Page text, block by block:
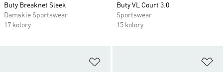
Buty Breaknet Sleek
Damskie Sportswear
17 kolory
Buty VL Court 3.0
Sportswear
15 kolory